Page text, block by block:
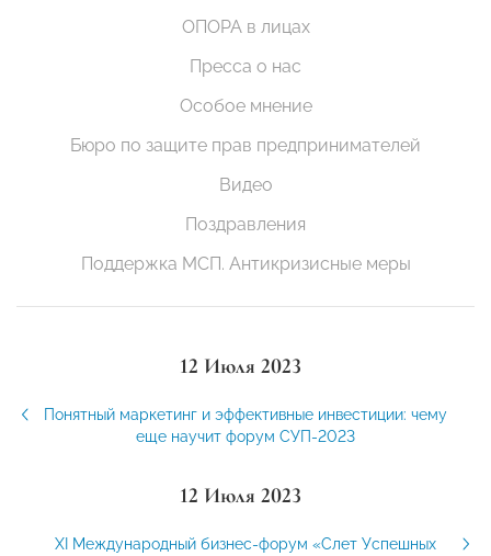
ОПОРА в лицах
Пресса о нас
Особое мнение
Бюро по защите прав предпринимателей
Видео
Поздравления
Поддержка МСП. Антикризисные меры
12 Июля 2023
Понятный маркетинг и эффективные инвестиции: чему
еще научит форум СУП-2023
12 Июля 2023
XI Международный бизнес-форум «Слет Успешных